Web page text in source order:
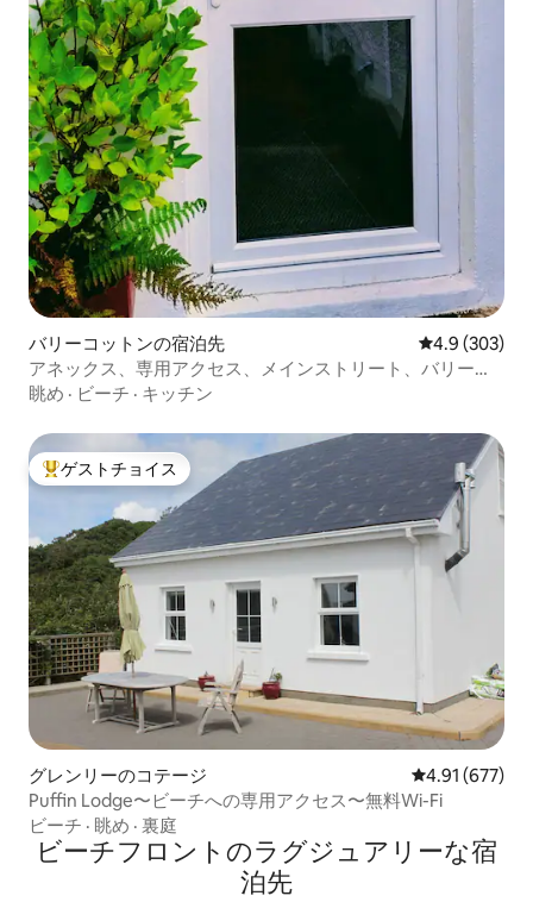
バリーコットンの宿泊先 レビュー303
4.9 (303)
アネックス、専用アクセス、メインストリート、バリーコ
ットン、
眺め · ビーチ · キッチン
大好評のゲストチョイスです。
ゲストチョイス
グレンリーのコテージ レビュー677
4.91 (677)
Puffin Lodge〜ビーチへの専用アクセス〜無料Wi-Fi
ビーチ · 眺め · 裏庭
ビーチフロントのラグジュアリーな宿
泊先